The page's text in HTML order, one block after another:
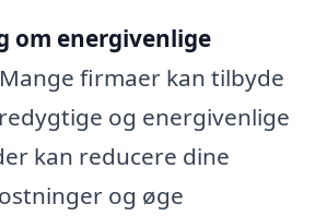
om energivenlige
Mange firmaer kan tilbyde
og energivenlige
kan reducere dine
og øge